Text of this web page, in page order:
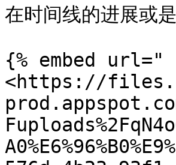
在时间线的进展或
{% embed url="
<https://